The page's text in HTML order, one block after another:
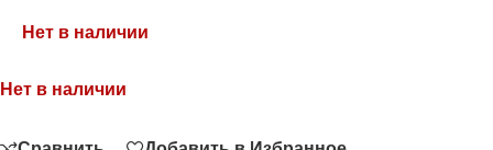
Нет в наличии
Нет в наличии